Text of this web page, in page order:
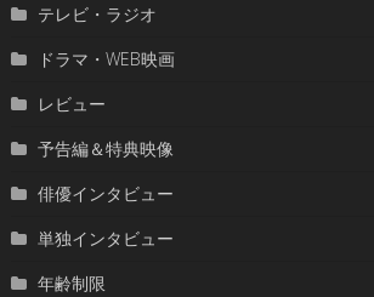
テレビ・ラジオ
ドラマ・WEB映画
レビュー
予告編＆特典映像
俳優インタビュー
単独インタビュー
年齢制限